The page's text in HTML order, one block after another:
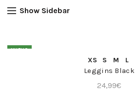
Show Sidebar
NUEVO
COMPRA RÁPIDA
XS S M L
Leggins Black
24,99€